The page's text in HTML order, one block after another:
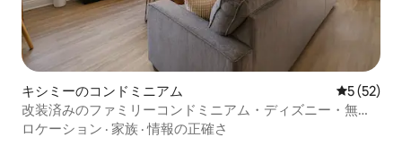
キシミーのコンドミニアム レビュー
5 (52)
改装済みのファミリーコンドミニアム・ディズニー・無料
駐車場
ロケーション · 家族 ·情報の正確さ